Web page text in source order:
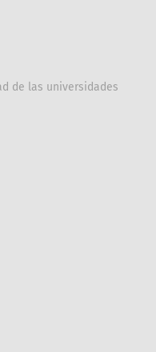
de las universidades